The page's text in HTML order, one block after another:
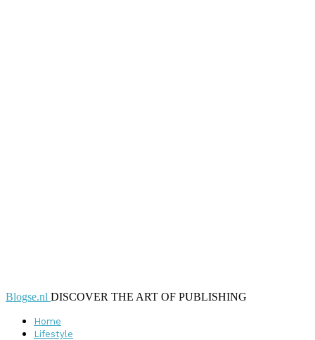
Blogse.nl DISCOVER THE ART OF PUBLISHING
Home
Lifestyle